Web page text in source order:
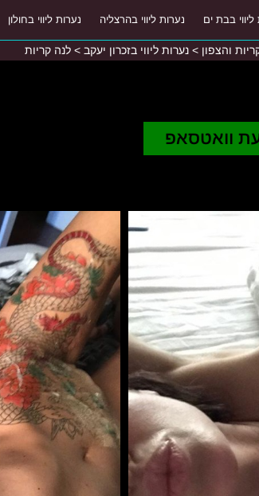
וואטסאפ
ליווי בבת ים נערות ליווי בהרצליה נערות ליווי בחולון
והצפון > נערות ליווי בזכרון יעקב > לנה קריות